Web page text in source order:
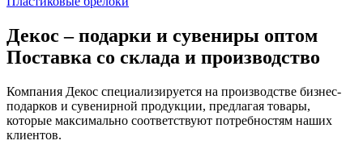
Декос – подарки и сувениры оптом
Поставка со склада и производство
Компания Декос специализируется на производстве бизнес-
подарков и сувенирной продукции, предлагая товары,
которые максимально соответствуют потребностям наших
клиентов.